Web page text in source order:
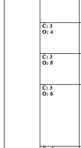
Č: 3
O: 4
Č: 3
O: 5
Č: 3
O: 6